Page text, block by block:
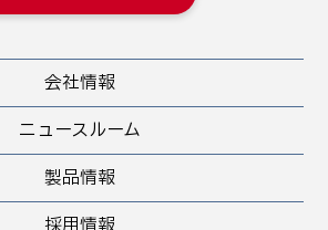
会社情報
ニュースルーム
製品情報